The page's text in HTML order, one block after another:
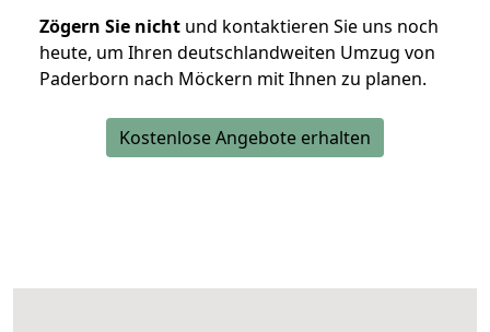
Zögern Sie nicht und kontaktieren Sie uns noch
heute, um Ihren deutschlandweiten Umzug von
Paderborn nach Möckern mit Ihnen zu planen.
Kostenlose Angebote erhalten